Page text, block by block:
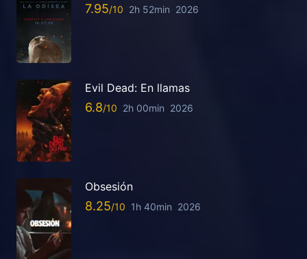
7.95 2h 52min 2026
Evil Dead: En llamas
6.8 2h 00min 2026
Obsesión
8.25 1h 40min 2026